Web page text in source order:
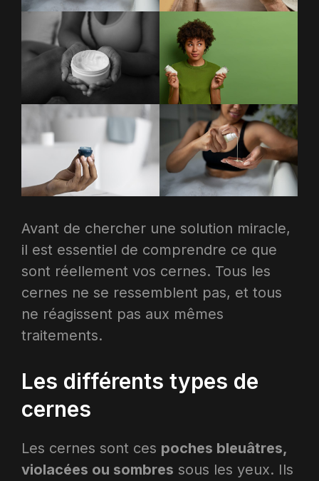
Avant de chercher une solution miracle,
il est essentiel de comprendre ce que
sont réellement vos cernes. Tous les
cernes ne se ressemblent pas, et tous
ne réagissent pas aux mêmes
traitements.
Les différents types de
cernes
Les cernes sont ces poches bleuâtres,
violacées ou sombres sous les yeux. Ils